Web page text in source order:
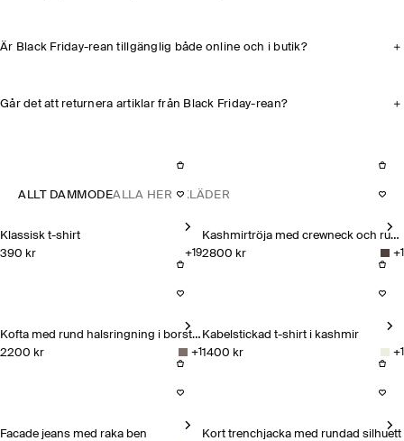
Är Black Friday-rean tillgänglig både online och i butik?
Går det att returnera artiklar från Black Friday-rean?
ALLT DAMMODEALLA HERRKLÄDER
Klassisk t-shirt
390 kr
+19
Kashmirtröja med crewneck
Kashmirtröja med crewneck och rundad silhuett
2800 kr
+1
Kofta med rund halsringning i borstad kashmir
Kofta med rund halsringning i borstad kashmir
2200 kr
+1
Kabelstickad t-shirt i kashmir
Kabelstickad t-shirt i kashmir
1400 kr
+1
Facade jeans med raka ben
Kort trenchjacka med rundad silhuett